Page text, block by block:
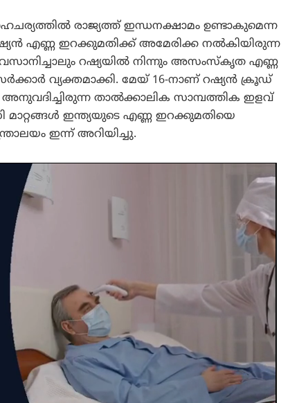
രാജ്യത്ത് ഇന്ധനക്ഷാമം ഉണ്ടാകുമെന്ന
എണ്ണ ഇറക്കുമതിക്ക് അമേരിക്ക നൽകിയിരുന്ന
റഷ്യയിൽ നിന്നും അസംസ്‌കൃത എണ്ണ
വ്യക്തമാക്കി. മേയ് 16-നാണ് റഷ്യൻ ക്രൂഡ്
താൽക്കാലിക സാമ്പത്തിക ഇളവ്
ഇന്ത്യയുടെ എണ്ണ ഇറക്കുമതിയെ
ഇന്ന് അറിയിച്ചു.